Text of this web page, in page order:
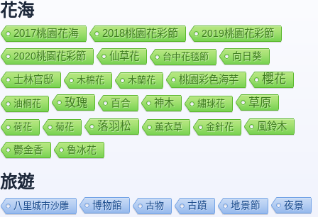
花海
2017桃園花海 2018桃園花彩節
2019桃園花彩節
2020桃園花彩節
仙草花 台中花毯節 向日葵
士林官邸 木棉花 木蘭花 桃園彩色海芋 櫻花
油桐花 玫瑰 百合 神木 繡球花 草原
荷花 菊花 落羽松 薰衣草 金針花 風鈴木
鬱金香 魯冰花
旅遊
八里城市沙雕 博物館 古物 古蹟 地景節 夜景